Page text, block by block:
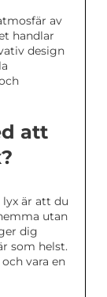
av
handlar
design
att
är att du
utan
dig
som helst.
vara en